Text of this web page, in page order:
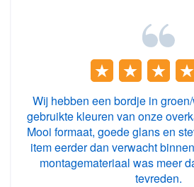
Wij hebben een bordje in
gebruikte kleuren van onze
Mooi formaat, goede glans en
item eerder dan verwacht
montagemateriaal was meer
tevreden.